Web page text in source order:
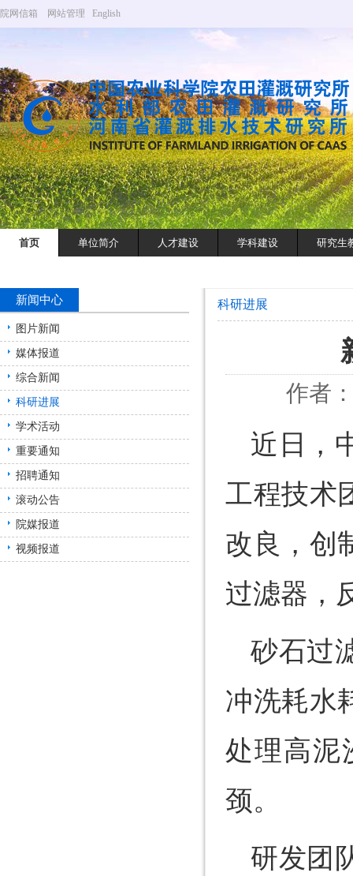
院网信箱 网站管理 English
首页 单位简介 人才建设 学科建设 研究生
新闻中心
图片新闻
媒体报道
综合新闻
科研进展
学术活动
重要通知
招聘通知
滚动公告
院媒报道
视频报道
科研进展
作者
近日，
工程技术
改良，创
过滤器，
砂石过
冲洗耗水
处理高泥
颈。
研发团